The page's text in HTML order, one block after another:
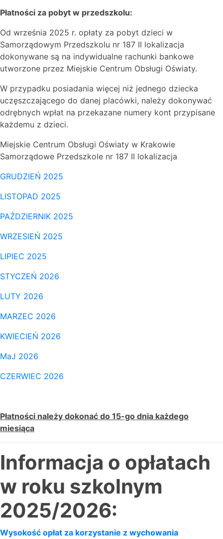
Płatności za pobyt w przedszkolu:
Od września 2025 r. opłaty za pobyt dzieci w
Samorządowym Przedszkolu nr 187 II lokalizacja
dokonywane są na indywidualne rachunki bankowe
utworzone przez Miejskie Centrum Obsługi Oświaty.
W przypadku posiadania więcej niż jednego dziecka
uczęszczającego do danej placówki, należy dokonywać
odrębnych wpłat na przekazane numery kont przypisane
każdemu z dzieci.
Miejskie Centrum Obsługi Oświaty w Krakowie
Samorządowe Przedszkole nr 187 II lokalizacja
GRUDZIEŃ 2025
LISTOPAD 2025
PAŹDZIERNIK 2025
WRZESIEŃ 2025
LIPIEC 2025
STYCZEŃ 2026
LUTY 2026
MARZEC 2026
KWIECIEŃ 2026
MaJ 2026
CZERWIEC 2026
Płatności należy dokonać do 15-go dnia każdego
miesiąca
Informacja o opłatach
w roku szkolnym
2025/2026:
Wysokość opłat za korzystanie z wychowania